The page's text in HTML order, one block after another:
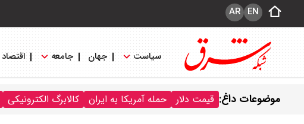
EN
AR
سیاست جهان جامعه اقتصاد
موضوعات داغ: قیمت دلار حمله آمریکا به ایران کالابرگ الکترونیکی